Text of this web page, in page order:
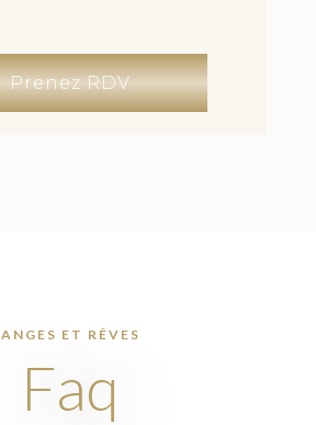
Prenez RDV
ANGES ET RÊVES
Faq